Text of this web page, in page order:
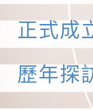
正式成
歷年探